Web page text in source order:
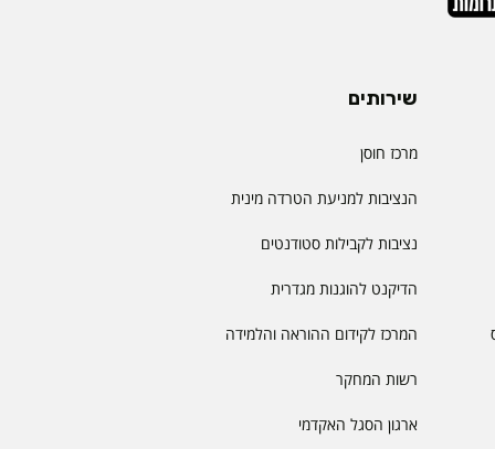
שירותים
מרכז חוסן
הנציבות למניעת הטרדה מינית
נציבות לקבילות סטודנטים
הדיקנט להוגנות מגדרית
המרכז לקידום ההוראה והלמידה
רשות המחקר
ארגון הסגל האקדמי